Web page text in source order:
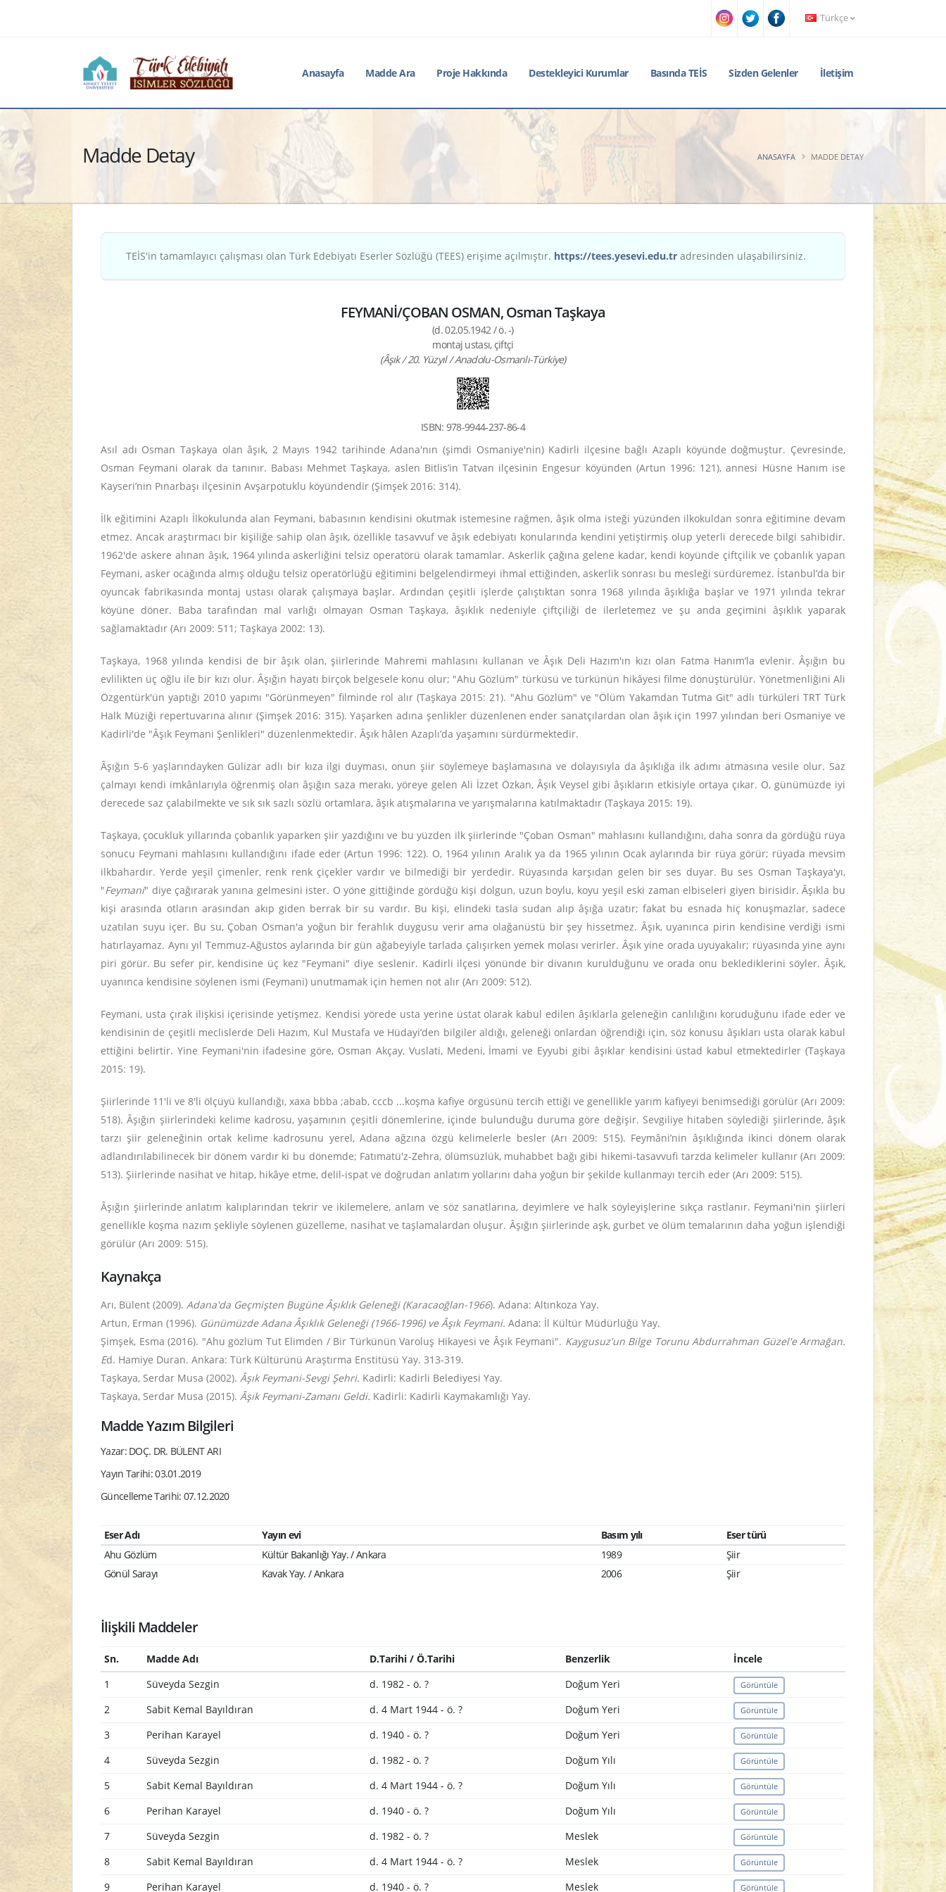
Türkçe
Anasayfa Madde Ara Proje Hakkında Destekleyici Kurumlar Basında TEİS Sizden Gelenler İletişim
Madde Detay ANASAYFA MADDE DETAY
TEİS'in tamamlayıcı çalışması olan Türk Edebiyatı Eserler Sözlüğü (TEES) erişime açılmıştır. https://tees.yesevi.edu.tr adresinden ulaşabilirsiniz.
FEYMANİ/ÇOBAN OSMAN, Osman Taşkaya
(d. 02.05.1942 / ö. -)
montaj ustası, çiftçi
(Âşık / 20. Yüzyıl / Anadolu-Osmanlı-Türkiye)
ISBN: 978-9944-237-86-4
Asıl adı Osman Taşkaya olan âşık, 2 Mayıs 1942 tarihinde Adana'nın (şimdi Osmaniye'nin) Kadirli ilçesine bağlı Azaplı köyünde doğmuştur. Çevresinde,
Osman Feymani olarak da tanınır. Babası Mehmet Taşkaya, aslen Bitlis’in Tatvan ilçesinin Engesur köyünden (Artun 1996: 121), annesi Hüsne Hanım ise
Kayseri’nin Pınarbaşı ilçesinin Avşarpotuklu köyündendir (Şimşek 2016: 314).
İlk eğitimini Azaplı İlkokulunda alan Feymani, babasının kendisini okutmak istemesine rağmen, âşık olma isteği yüzünden ilkokuldan sonra eğitimine devam
etmez. Ancak araştırmacı bir kişiliğe sahip olan âşık, özellikle tasavvuf ve âşık edebiyatı konularında kendini yetiştirmiş olup yeterli derecede bilgi sahibidir.
1962'de askere alınan âşık, 1964 yılında askerliğini telsiz operatörü olarak tamamlar. Askerlik çağına gelene kadar, kendi köyünde çiftçilik ve çobanlık yapan
Feymani, asker ocağında almış olduğu telsiz operatörlüğü eğitimini belgelendirmeyi ihmal ettiğinden, askerlik sonrası bu mesleği sürdüremez. İstanbul’da bir
oyuncak fabrikasında montaj ustası olarak çalışmaya başlar. Ardından çeşitli işlerde çalıştıktan sonra 1968 yılında âşıklığa başlar ve 1971 yılında tekrar
köyüne döner. Baba tarafından mal varlığı olmayan Osman Taşkaya, âşıklık nedeniyle çiftçiliği de ilerletemez ve şu anda geçimini âşıklık yaparak
sağlamaktadır (Arı 2009: 511; Taşkaya 2002: 13).
Taşkaya, 1968 yılında kendisi de bir âşık olan, şiirlerinde Mahremi mahlasını kullanan ve Âşık Deli Hazım'ın kızı olan Fatma Hanım’la evlenir. Âşığın bu
evlilikten üç oğlu ile bir kızı olur. Âşığın hayatı birçok belgesele konu olur; "Ahu Gözlüm" türküsü ve türkünün hikâyesi filme dönüştürülür. Yönetmenliğini Ali
Özgentürk'ün yaptığı 2010 yapımı "Görünmeyen" filminde rol alır (Taşkaya 2015: 21). "Ahu Gözlüm" ve "Ölüm Yakamdan Tutma Git" adlı türküleri TRT Türk
Halk Müziği repertuvarına alınır (Şimşek 2016: 315). Yaşarken adına şenlikler düzenlenen ender sanatçılardan olan âşık için 1997 yılından beri Osmaniye ve
Kadirli'de "Âşık Feymani Şenlikleri" düzenlenmektedir. Âşık hâlen Azaplı’da yaşamını sürdürmektedir.
Âşığın 5-6 yaşlarındayken Gülizar adlı bir kıza ilgi duyması, onun şiir söylemeye başlamasına ve dolayısıyla da âşıklığa ilk adımı atmasına vesile olur. Saz
çalmayı kendi imkânlarıyla öğrenmiş olan âşığın saza merakı, yöreye gelen Ali İzzet Özkan, Âşık Veysel gibi âşıkların etkisiyle ortaya çıkar. O, günümüzde iyi
derecede saz çalabilmekte ve sık sık sazlı sözlü ortamlara, âşık atışmalarına ve yarışmalarına katılmaktadır (Taşkaya 2015: 19).
Taşkaya, çocukluk yıllarında çobanlık yaparken şiir yazdığını ve bu yüzden ilk şiirlerinde "Çoban Osman" mahlasını kullandığını, daha sonra da gördüğü rüya
sonucu Feymani mahlasını kullandığını ifade eder (Artun 1996: 122). O, 1964 yılının Aralık ya da 1965 yılının Ocak aylarında bir rüya görür; rüyada mevsim
ilkbahardır. Yerde yeşil çimenler, renk renk çiçekler vardır ve bilmediği bir yerdedir. Rüyasında karşıdan gelen bir ses duyar. Bu ses Osman Taşkaya'yı,
"Feymani" diye çağırarak yanına gelmesini ister. O yöne gittiğinde gördüğü kişi dolgun, uzun boylu, koyu yeşil eski zaman elbiseleri giyen birisidir. Âşıkla bu
kişi arasında otların arasından akıp giden berrak bir su vardır. Bu kişi, elindeki tasla sudan alıp âşığa uzatır; fakat bu esnada hiç konuşmazlar, sadece
uzatılan suyu içer. Bu su, Çoban Osman'a yoğun bir ferahlık duygusu verir ama olağanüstü bir şey hissetmez. Âşık, uyanınca pirin kendisine verdiği ismi
hatırlayamaz. Aynı yıl Temmuz-Ağustos aylarında bir gün ağabeyiyle tarlada çalışırken yemek molası verirler. Âşık yine orada uyuyakalır; rüyasında yine aynı
piri görür. Bu sefer pir, kendisine üç kez "Feymani" diye seslenir. Kadirli ilçesi yönünde bir divanın kurulduğunu ve orada onu beklediklerini söyler. Âşık,
uyanınca kendisine söylenen ismi (Feymani) unutmamak için hemen not alır (Arı 2009: 512).
Feymani, usta çırak ilişkisi içerisinde yetişmez. Kendisi yörede usta yerine üstat olarak kabul edilen âşıklarla geleneğin canlılığını koruduğunu ifade eder ve
kendisinin de çeşitli meclislerde Deli Hazım, Kul Mustafa ve Hüdayi’den bilgiler aldığı, geleneği onlardan öğrendiği için, söz konusu âşıkları usta olarak kabul
ettiğini belirtir. Yine Feymani'nin ifadesine göre, Osman Akçay, Vuslati, Medeni, İmami ve Eyyubi gibi âşıklar kendisini üstad kabul etmektedirler (Taşkaya
2015: 19).
Şiirlerinde 11'li ve 8'li ölçüyü kullandığı, xaxa bbba ;abab, cccb ...koşma kafiye örgüsünü tercih ettiği ve genellikle yarım kafiyeyi benimsediği görülür (Arı 2009:
518). Âşığın şiirlerindeki kelime kadrosu, yaşamının çeşitli dönemlerine, içinde bulunduğu duruma göre değişir. Sevgiliye hitaben söylediği şiirlerinde, âşık
tarzı şiir geleneğinin ortak kelime kadrosunu yerel, Adana ağzına özgü kelimelerle besler (Arı 2009: 515). Feymâni’nin âşıklığında ikinci dönem olarak
adlandırılabilinecek bir dönem vardır ki bu dönemde; Fatımatü'z-Zehra, ölümsüzlük, muhabbet bağı gibi hikemi-tasavvufi tarzda kelimeler kullanır (Arı 2009:
513). Şiirlerinde nasihat ve hitap, hikâye etme, delil-ispat ve doğrudan anlatım yollarını daha yoğun bir şekilde kullanmayı tercih eder (Arı 2009: 515).
Âşığın şiirlerinde anlatım kalıplarından tekrir ve ikilemelere, anlam ve söz sanatlarına, deyimlere ve halk söyleyişlerine sıkça rastlanır. Feymani'nin şiirleri
genellikle koşma nazım şekliyle söylenen güzelleme, nasihat ve taşlamalardan oluşur. Âşığın şiirlerinde aşk, gurbet ve ölüm temalarının daha yoğun işlendiği
görülür (Arı 2009: 515).
Kaynakça
Arı, Bülent (2009). Adana'da Geçmişten Bugüne Âşıklık Geleneği (Karacaoğlan-1966). Adana: Altınkoza Yay.
Artun, Erman (1996). Günümüzde Adana Âşıklık Geleneği (1966-1996) ve Âşık Feymani. Adana: İl Kültür Müdürlüğü Yay.
Şimşek, Esma (2016). "Ahu gözlüm Tut Elimden / Bir Türkünün Varoluş Hikayesi ve Âşık Feymani". Kaygusuz'un Bilge Torunu Abdurrahman Güzel'e Armağan.
Ed. Hamiye Duran. Ankara: Türk Kültürünü Araştırma Enstitüsü Yay. 313-319.
Taşkaya, Serdar Musa (2002). Âşık Feymani-Sevgi Şehri. Kadirli: Kadirli Belediyesi Yay.
Taşkaya, Serdar Musa (2015). Âşık Feymani-Zamanı Geldi. Kadirli: Kadirli Kaymakamlığı Yay.
Madde Yazım Bilgileri
Yazar: DOÇ. DR. BÜLENT ARI
Yayın Tarihi: 03.01.2019
Güncelleme Tarihi: 07.12.2020
Eser Adı Yayın evi Basım yılı
Eser türü
Ahu Gözlüm
Kültür Bakanlığı Yay. / Ankara 1989
Şiir
Gönül Sarayı
Kavak Yay. / Ankara 2006 Şiir
İlişkili Maddeler
Sn. Madde Adı D.Tarihi / Ö.Tarihi Benzerlik
İncele
1
Süveyda Sezgin d. 1982 - ö. ? Doğum Yeri Görüntüle
2 Sabit Kemal Bayıldıran d. 4 Mart 1944 - ö. ? Doğum Yeri Görüntüle
3 Perihan Karayel d. 1940 - ö. ? Doğum Yeri Görüntüle
4 Süveyda Sezgin d. 1982 - ö. ? Doğum Yılı Görüntüle
5 Sabit Kemal Bayıldıran d. 4 Mart 1944 - ö. ? Doğum Yılı Görüntüle
6 Perihan Karayel d. 1940 - ö. ? Doğum Yılı Görüntüle
7 Süveyda Sezgin d. 1982 - ö. ? Meslek Görüntüle
8 Sabit Kemal Bayıldıran d. 4 Mart 1944 - ö. ? Meslek Görüntüle
9 Perihan Karayel d. 1940 - ö. ? Meslek Görüntüle